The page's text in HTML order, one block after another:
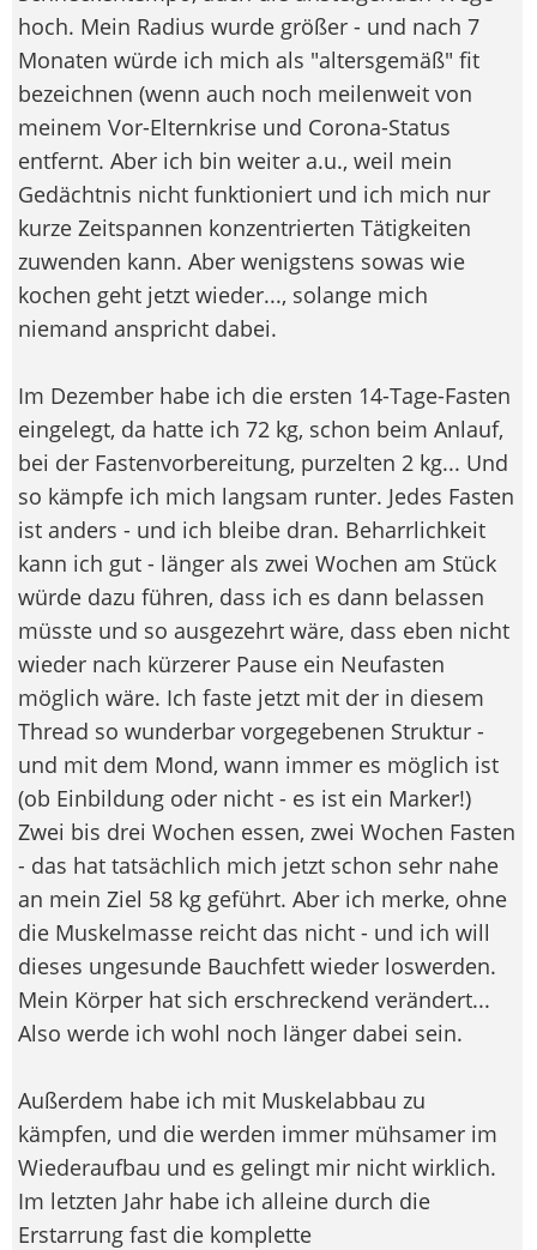
hoch. Mein Radius wurde größer - und nach 7
Monaten würde ich mich als "altersgemäß" fit
bezeichnen (wenn auch noch meilenweit von
meinem Vor-Elternkrise und Corona-Status
entfernt. Aber ich bin weiter a.u., weil mein
Gedächtnis nicht funktioniert und ich mich nur
kurze Zeitspannen konzentrierten Tätigkeiten
zuwenden kann. Aber wenigstens sowas wie
kochen geht jetzt wieder..., solange mich
niemand anspricht dabei.
Im Dezember habe ich die ersten 14-Tage-Fasten
eingelegt, da hatte ich 72 kg, schon beim Anlauf,
bei der Fastenvorbereitung, purzelten 2 kg... Und
so kämpfe ich mich langsam runter. Jedes Fasten
ist anders - und ich bleibe dran. Beharrlichkeit
kann ich gut - länger als zwei Wochen am Stück
würde dazu führen, dass ich es dann belassen
müsste und so ausgezehrt wäre, dass eben nicht
wieder nach kürzerer Pause ein Neufasten
möglich wäre. Ich faste jetzt mit der in diesem
Thread so wunderbar vorgegebenen Struktur -
und mit dem Mond, wann immer es möglich ist
(ob Einbildung oder nicht - es ist ein Marker!)
Zwei bis drei Wochen essen, zwei Wochen Fasten
- das hat tatsächlich mich jetzt schon sehr nahe
an mein Ziel 58 kg geführt. Aber ich merke, ohne
die Muskelmasse reicht das nicht - und ich will
dieses ungesunde Bauchfett wieder loswerden.
Mein Körper hat sich erschreckend verändert...
Also werde ich wohl noch länger dabei sein.
Außerdem habe ich mit Muskelabbau zu
kämpfen, und die werden immer mühsamer im
Wiederaufbau und es gelingt mir nicht wirklich.
Im letzten Jahr habe ich alleine durch die
Erstarrung fast die komplette